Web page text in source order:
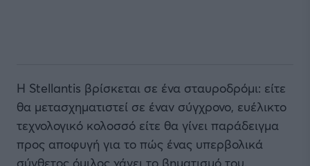
Η Stellantis βρίσκεται σε ένα σταυροδρόμι: είτε
θα μετασχηματιστεί σε έναν σύγχρονο, ευέλικτο
τεχνολογικό κολοσσό είτε θα γίνει παράδειγμα
προς αποφυγή για το πώς ένας υπερβολικά
σύνθετος όμιλος χάνει το βηματισμό του.